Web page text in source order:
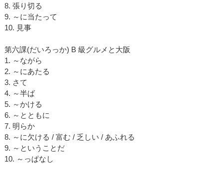
8. 張り切る
9. ～に当たって
10. 見事
第六課(だいろっか) B 級グルメと大阪
1. ～ながら
2. ～にあたる
3. さて
4. ～半ば
5. ～かける
6. ～とともに
7. 明らか
8. ～に欠ける / 富む / 乏しい / あふれる
9. ～ということだ
10. ～っぱなし